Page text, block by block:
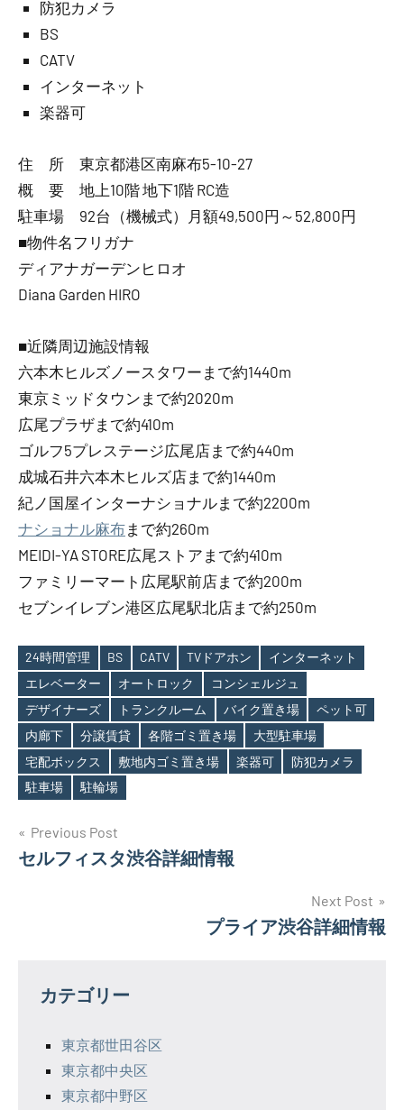
防犯カメラ
BS
CATV
インターネット
楽器可
住 所 東京都港区南麻布5-10-27
概 要 地上10階 地下1階 RC造
駐車場 92台（機械式）月額49,500円～52,800円
■物件名フリガナ
ディアナガーデンヒロオ
Diana Garden HIRO
■近隣周辺施設情報
六本木ヒルズノースタワーまで約1440m
東京ミッドタウンまで約2020m
広尾プラザまで約410m
ゴルフ5プレステージ広尾店まで約440m
成城石井六本木ヒルズ店まで約1440m
紀ノ国屋インターナショナルまで約2200m
ナショナル麻布まで約260m
MEIDI-YA STORE広尾ストアまで約410m
ファミリーマート広尾駅前店まで約200m
セブンイレブン港区広尾駅北店まで約250m
Tags
24時間管理 BS CATV TVドアホン
インターネット
エレベーター
オートロック
コンシェルジュ
デザイナーズ
トランクルーム バイク置き場
ペット可
内廊下
分譲賃貸 各階ゴミ置き場
大型駐車場
宅配ボックス
敷地内ゴミ置き場 楽器可
防犯カメラ
駐車場
駐輪場
投
稿
ー
Previous Post
セルフィスタ渋谷詳細情報
Next Post
プライア渋谷詳細情報
カテゴリー
東京都世田谷区
東京都中央区
東京都中野区